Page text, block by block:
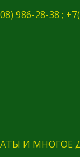
986-28-38 ;
И МНОГОЕ